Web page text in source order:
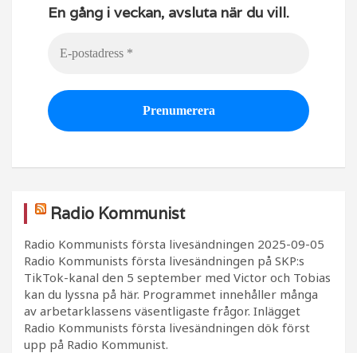
En gång i veckan, avsluta när du vill.
Radio Kommunist
Radio Kommunists första livesändningen 2025-09-05
Radio Kommunists första livesändningen på SKP:s
TikTok-kanal den 5 september med Victor och Tobias
kan du lyssna på här. Programmet innehåller många
av arbetarklassens väsentligaste frågor. Inlägget
Radio Kommunists första livesändningen dök först
upp på Radio Kommunist.